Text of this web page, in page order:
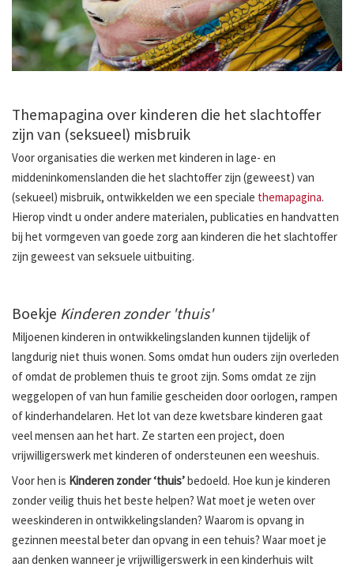
Themapagina over kinderen die het slachtoffer
zijn van (seksueel) misbruik
Voor organisaties die werken met kinderen in lage- en
middeninkomenslanden die het slachtoffer zijn (geweest) van
(sekueel) misbruik, ontwikkelden we een speciale themapagina.
Hierop vindt u onder andere materialen, publicaties en handvatten
bij het vormgeven van goede zorg aan kinderen die het slachtoffer
zijn geweest van seksuele uitbuiting.
Boekje Kinderen zonder 'thuis'
Miljoenen kinderen in ontwikkelingslanden kunnen tijdelijk of
langdurig niet thuis wonen. Soms omdat hun ouders zijn overleden
of omdat de problemen thuis te groot zijn. Soms omdat ze zijn
weggelopen of van hun familie gescheiden door oorlogen, rampen
of kinderhandelaren. Het lot van deze kwetsbare kinderen gaat
veel mensen aan het hart. Ze starten een project, doen
vrijwilligerswerk met kinderen of ondersteunen een weeshuis.
Voor hen is Kinderen zonder ‘thuis’bedoeld. Hoe kun je kinderen
zonder veilig thuis het beste helpen? Wat moet je weten over
weeskinderen in ontwikkelingslanden? Waarom is opvang in
gezinnen meestal beter dan opvang in een tehuis? Waar moet je
aan denken wanneer je vrijwilligerswerk in een kinderhuis wilt